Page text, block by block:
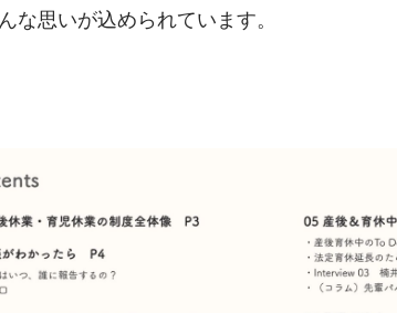
な思いが込められています。